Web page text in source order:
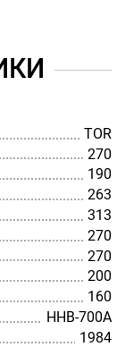
TOR
270
190
263
313
270
270
200
160
HHB-700A
1984